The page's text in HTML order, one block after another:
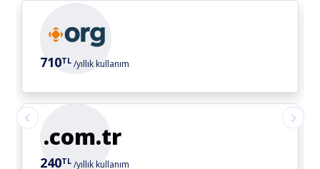
.org.tr
710 /yıllık kullanım
.net.tr
640 /yıllık kullanım